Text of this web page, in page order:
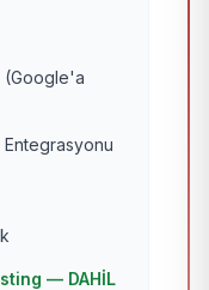
(Google'a
— DAHİL